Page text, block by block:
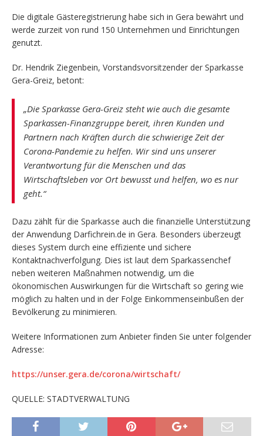
Die digitale Gästeregistrierung habe sich in Gera bewährt und
werde zurzeit von rund 150 Unternehmen und Einrichtungen
genutzt.
Dr. Hendrik Ziegenbein, Vorstandsvorsitzender der Sparkasse
Gera-Greiz, betont:
„Die Sparkasse Gera-Greiz steht wie auch die gesamte
Sparkassen-Finanzgruppe bereit, ihren Kunden und
Partnern nach Kräften durch die schwierige Zeit der
Corona-Pandemie zu helfen. Wir sind uns unserer
Verantwortung für die Menschen und das
Wirtschaftsleben vor Ort bewusst und helfen, wo es nur
geht.“
Dazu zählt für die Sparkasse auch die finanzielle Unterstützung
der Anwendung Darfichrein.de in Gera. Besonders überzeugt
dieses System durch eine effiziente und sichere
Kontaktnachverfolgung. Dies ist laut dem Sparkassenchef
neben weiteren Maßnahmen notwendig, um die
ökonomischen Auswirkungen für die Wirtschaft so gering wie
möglich zu halten und in der Folge Einkommenseinbußen der
Bevölkerung zu minimieren.
Weitere Informationen zum Anbieter finden Sie unter folgender
Adresse:
https://unser.gera.de/corona/wirtschaft/
QUELLE: STADTVERWALTUNG